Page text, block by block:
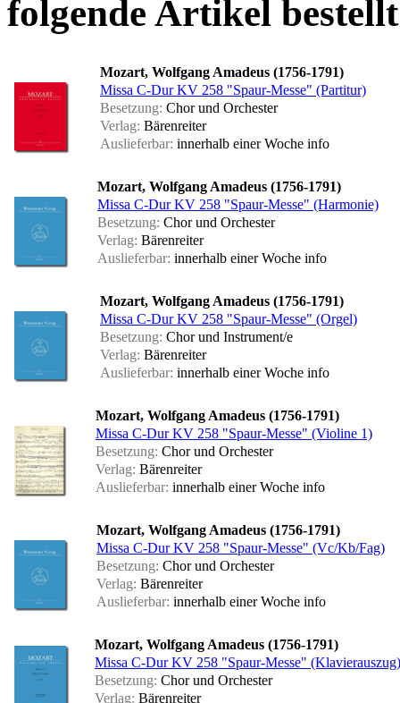
folgende Artikel
Mozart, Wolfgang Amadeus (1756-1791)
Missa C-Dur KV 258 "Spaur-Messe" (Partitur)
Besetzung: Chor und Orchester
Verlag: Bärenreiter
Auslieferbar: innerhalb einer Woche info
Mozart, Wolfgang Amadeus (1756-1791)
Missa C-Dur KV 258 "Spaur-Messe" (Harmonie)
Besetzung: Chor und Orchester
Verlag: Bärenreiter
Auslieferbar: innerhalb einer Woche info
Mozart, Wolfgang Amadeus (1756-1791)
Missa C-Dur KV 258 "Spaur-Messe" (Orgel)
Besetzung: Chor und Instrument/e
Verlag: Bärenreiter
Auslieferbar: innerhalb einer Woche info
Mozart, Wolfgang Amadeus (1756-1791)
Missa C-Dur KV 258 "Spaur-Messe" (Violine 1)
Besetzung: Chor und Orchester
Verlag: Bärenreiter
Auslieferbar: innerhalb einer Woche info
Mozart, Wolfgang Amadeus (1756-1791)
Missa C-Dur KV 258 "Spaur-Messe" (Vc/Kb/Fag)
Besetzung: Chor und Orchester
Verlag: Bärenreiter
Auslieferbar: innerhalb einer Woche info
Mozart, Wolfgang Amadeus (1756-1791)
Missa C-Dur KV 258 "Spaur-Messe" (Klavierauszug)
Besetzung: Chor und Orchester
Verlag: Bärenreiter